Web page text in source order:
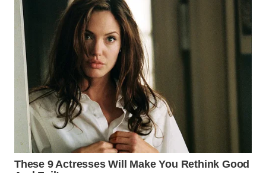
Wahana
Media
Group
WAHANA
NEWS
WAHANA
TANI
WAHANA
ADVOKAT